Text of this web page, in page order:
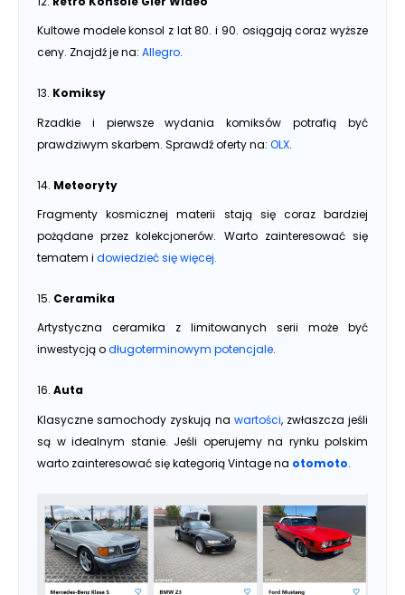
Kultowe modele konsol z lat 80. i 90. osiągają coraz wyższe
ceny. Znajdź je na: Allegro.
13. Komiksy
Rzadkie i pierwsze wydania komiksów potrafią być
prawdziwym skarbem. Sprawdź oferty na: OLX.
14. Meteoryty
Fragmenty kosmicznej materii stają się coraz bardziej
pożądane przez kolekcjonerów. Warto zainteresować się
tematem i dowiedzieć się więcej.
15. Ceramika
Artystyczna ceramika z limitowanych serii może być
inwestycją odługoterminowym potencjale.
16. Auta
Klasyczne samochody zyskują na wartości, zwłaszcza jeśli
są w idealnym stanie. Jeśli operujemy na rynku polskim
warto zainteresować się kategorią Vintage na otomoto.